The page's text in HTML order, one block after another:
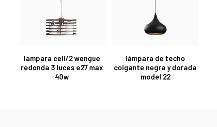
lampara cell/2 wengue
redonda 3 luces e27 max
40w
lámpara de techo
colgante negra y dorada
model 22